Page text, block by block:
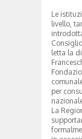
Le
livello,
letta la
per
La